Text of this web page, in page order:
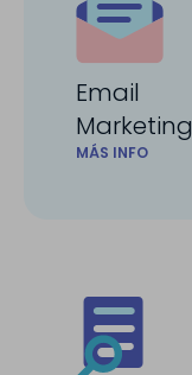
Email
Marketing
MÁS INFO